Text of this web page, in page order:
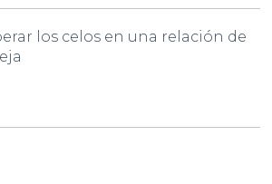
los celos en una relación de